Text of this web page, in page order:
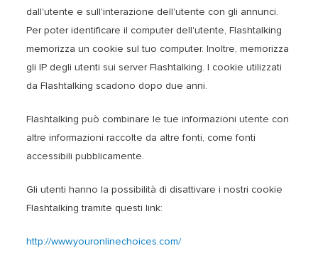
dall'utente e sull'interazione dell'utente con gli annunci.
Per poter identificare il computer dell'utente, Flashtalking
memorizza un cookie sul tuo computer. Inoltre, memorizza
gli IP degli utenti sui server Flashtalking. I cookie utilizzati
da Flashtalking scadono dopo due anni.
Flashtalking può combinare le tue informazioni utente con
altre informazioni raccolte da altre fonti, come fonti
accessibili pubblicamente.
Gli utenti hanno la possibilità di disattivare i nostri cookie
Flashtalking tramite questi link:
http://www.youronlinechoices.com/